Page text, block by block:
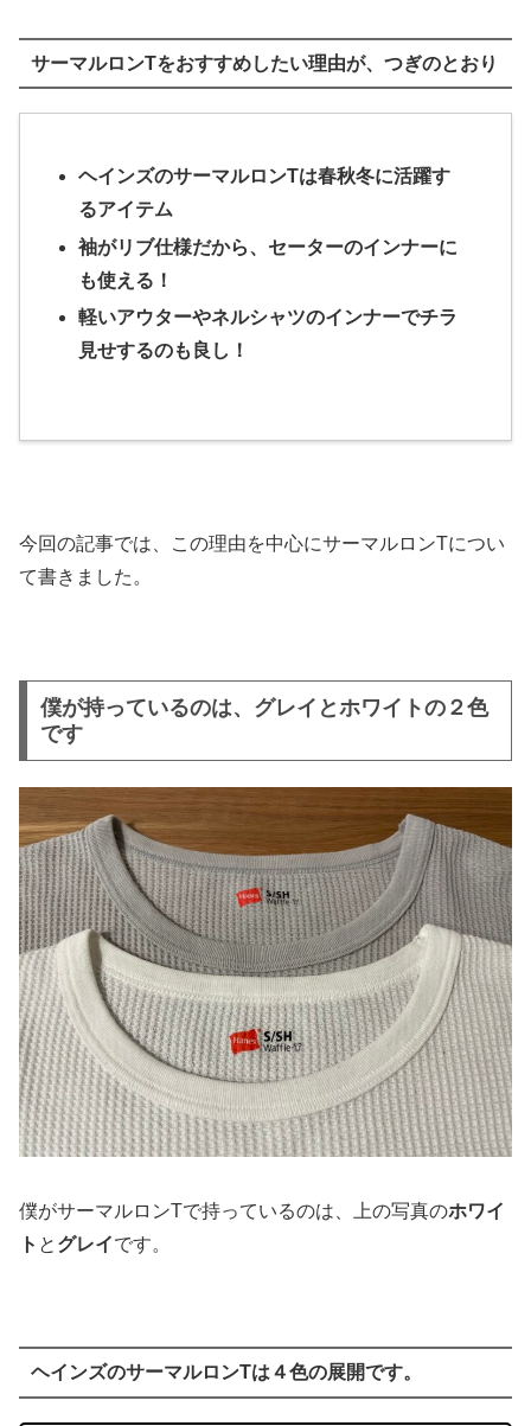
サーマルロンTをおすすめしたい理由が、つぎのとおり
ヘインズのサーマルロンTは春秋冬に活躍す
るアイテム
袖がリブ仕様だから、セーターのインナーに
も使える！
軽いアウターやネルシャツのインナーでチラ
見せするのも良し！
今回の記事では、この理由を中心にサーマルロンTについ
て書きました。
僕が持っているのは、グレイとホワイトの２色
です
僕がサーマルロンTで持っているのは、上の写真のホワイ
ト と グレイです。
ヘインズのサーマルロンTは４色の展開です。